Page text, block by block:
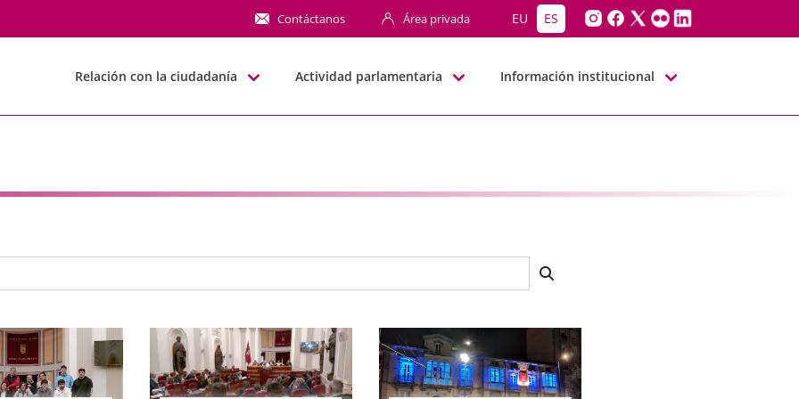
Contáctanos Área privada EU ES
Relación con la ciudadanía Actividad parlamentaria Información institucional
búsqueda